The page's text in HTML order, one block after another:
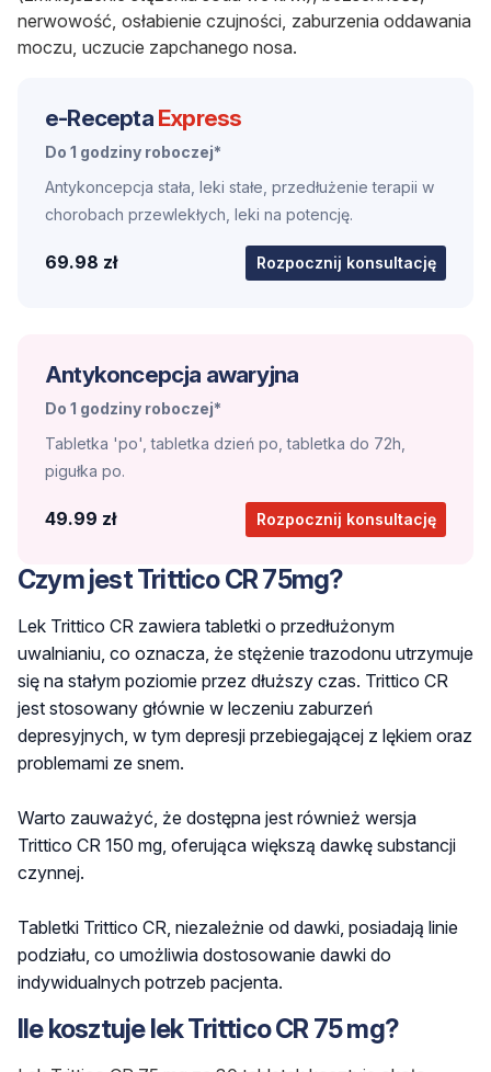
nerwowość, osłabienie czujności, zaburzenia oddawania
moczu, uczucie zapchanego nosa.
e-Recepta Express
Do 1 godziny roboczej*
Antykoncepcja stała, leki stałe, przedłużenie terapii w
chorobach przewlekłych, leki na potencję.
69.98 zł Rozpocznij konsultację
Antykoncepcja awaryjna
Do 1 godziny roboczej*
Tabletka 'po', tabletka dzień po, tabletka do 72h,
pigułka po.
49.99 zł Rozpocznij konsultację
Czym jest Trittico CR 75mg?
Lek Trittico CR zawiera tabletki o przedłużonym
uwalnianiu, co oznacza, że stężenie trazodonu utrzymuje
się na stałym poziomie przez dłuższy czas. Trittico CR
jest stosowany głównie w leczeniu zaburzeń
depresyjnych, w tym depresji przebiegającej z lękiem oraz
problemami ze snem.
Warto zauważyć, że dostępna jest również wersja
Trittico CR 150 mg, oferująca większą dawkę substancji
czynnej.
Tabletki Trittico CR, niezależnie od dawki, posiadają linie
podziału, co umożliwia dostosowanie dawki do
indywidualnych potrzeb pacjenta.
Ile kosztuje lek Trittico CR 75 mg?